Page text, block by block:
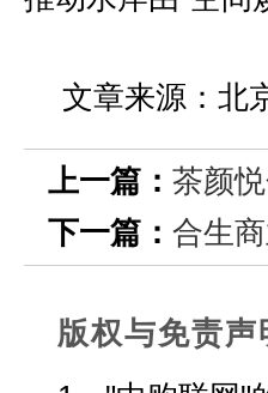
文章来源：北
上一篇： 茶颜
下一篇： 合生
版权与免责声